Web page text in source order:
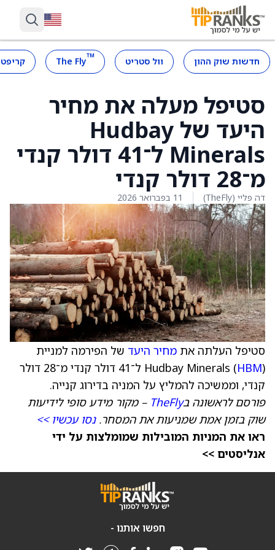
חדשות שוק ההון וול סטריט ™
The Fly
סטיפל מעלה את מחיר
היעד של Hudbay
Minerals ל־41 דולר קנדי
מ־28 דולר קנדי
דה פליי (TheFly) 11 בפברואר 2026
סטיפל העלתה את מחיר היעד של הפירמה למניית
Hudbay Minerals (HBM
) ל־41 דולר קנדי מ־28 דולר
קנדי, וממשיכה להמליץ על המניה בדירוג קנייה.
פורסם לראשונה בTheFly – מקור מידע סופי לידיעות
שוק בזמן אמת שמניעות את המסחר.נסו עכשיו >>
ראו את המניות המובילות שמומלצות על ידי
אנליסטים >>
חפשו אותנו -